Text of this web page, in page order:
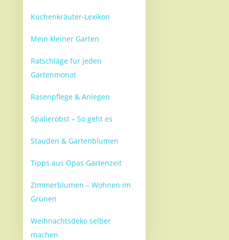
Küchenkräuter-Lexikon
Mein kleiner Garten
Ratschläge für jeden
Gartenmonat
Rasenpflege & Anlegen
Spalierobst – So geht es
Stauden & Gartenblumen
Tipps aus Opas Gartenzeit
Zimmerblumen – Wohnen im
Grünen
Weihnachtsdeko selber
machen